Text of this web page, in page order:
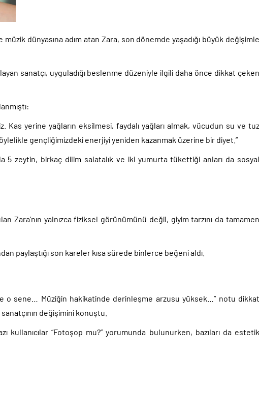
müzik dünyasına adım atan Zara, son dönemde yaşadığı büyük değişimle
sanatçı, uyguladığı beslenme düzeniyle ilgili daha önce dikkat çeken
Kas yerine yağların eksilmesi, faydalı yağları almak, vücudun su ve tuz
gençliğimizdeki enerjiyi yeniden kazanmak üzerine bir diyet.”
5 zeytin, birkaç dilim salatalık ve iki yumurta tükettiği anları da sosyal
Zara’nın yalnızca fiziksel görünümünü değil, giyim tarzını da tamamen
paylaştığı son kareler kısa sürede binlerce beğeni aldı.
o sene… Müziğin hakikatinde derinleşme arzusu yüksek…” notu dikkat
değişimini konuştu.
kullanıcılar “Fotoşop mu?” yorumunda bulunurken, bazıları da estetik